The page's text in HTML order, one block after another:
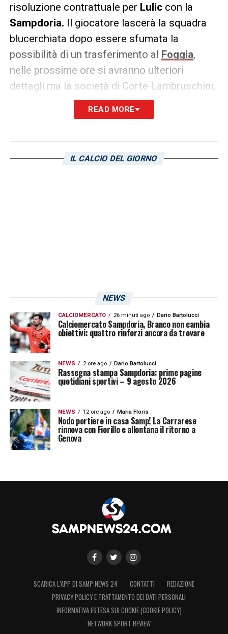
risoluzione contrattuale per Luliccon la
Sampdoria. Il giocatore lascerà la squadra
blucerchiata dopo essere sfumata la
possibilità di un trasferimento al Foggia,
nelle prossime ore si avranno ulteriori
dettagli ma la società di Corte Lambruschini,
impegnata su altri fronti di mercato, non
sembra interessata a vagliare altre
con la risoluzione del contratto.
READ MORE
IL CALCIO DEL GIORNO
NEWS
CALCIOMERCATO 26 minuti ago Dario Bartolucci
Calciomercato Sampdoria, Branco non cambia
obiettivi: quattro rinforzi ancora da trovare
NEWS 2 ore ago Dario Bartolucci
Rassegna stampa Sampdoria: prime pagine
quotidiani sportivi – 9 agosto 2026
NEWS 12 ore ago Maria Floris
Nodo portiere in casa Samp! La Carrarese
rinnova con Fiorillo e allontana il ritorno a
Genova
SCARICA L’APP DI SAMP NEWS 24 CONTATTI
REDAZIONE
PRIVACY POLICY E TRATTAMENTO DEI DATI PERSONALI
INFORMATIVA ESTESA SUI COOKIE (COOKIE POLICY)
NETWORK SPORT REVIEW